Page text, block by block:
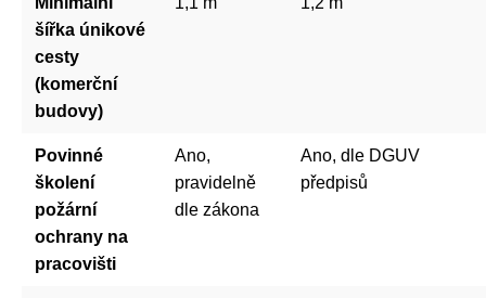
šířka únikové
cesty
(komerční
budovy)
Povinné
školení
požární
ochrany na
pracovišti
Ano,
pravidelně
dle zákona
Ano, dle DGUV
předpisů